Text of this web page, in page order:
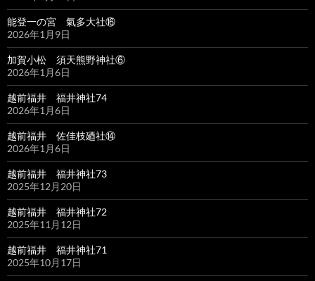
能登一の宮 氣多大社⑯
2026年1月9日
加賀小松 須天熊野神社⑥
2026年1月6日
越前福井 福井神社74
2026年1月6日
越前福井 佐佳枝廼社⑭
2026年1月6日
越前福井 福井神社73
2025年12月20日
越前福井 福井神社72
2025年11月12日
越前福井 福井神社71
2025年10月17日